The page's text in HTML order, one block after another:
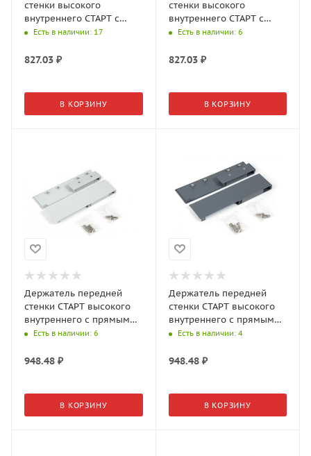
стенки высокого
внутреннего СТАРТ с
традиционными
Есть в наличии: 17
827.03 ₽
В КОРЗИНУ
стенки высокого
внутреннего СТАРТ с
традиционными
Есть в наличии: 6
827.03₽
В КОРЗИНУ
Держатель передней
стенки СТАРТ высокого
внутреннего с прямыми
боковинами SBH64/GR
Есть в наличии: 6
948.48 ₽
В КОРЗИНУ
Держатель передней
стенки СТАРТ высокого
внутреннего с прямыми
боковинами SBH64/GRPH
Есть в наличии: 4
948.48₽
В КОРЗИНУ